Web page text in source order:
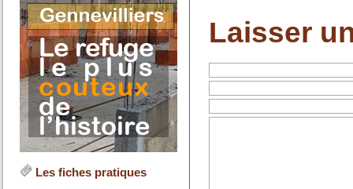
Les fiches pratiques
Laisser